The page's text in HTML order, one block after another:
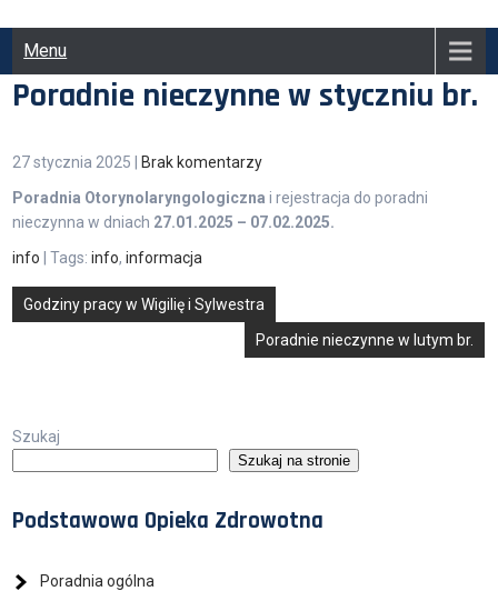
Menu
Poradnie nieczynne w styczniu br.
27 stycznia 2025
Brak komentarzy
Poradnia Otorynolaryngologiczna i rejestracja do poradni
nieczynna w dniach 27.01.2025 – 07.02.2025.
info
| Tags:info,informacja
Nawigacja
wpisu
Godziny pracy w Wigilię i Sylwestra
Poradnie nieczynne w lutym br.
Szukaj
Szukaj na stronie
Podstawowa Opieka Zdrowotna
Poradnia ogólna